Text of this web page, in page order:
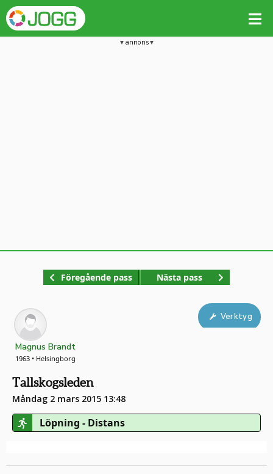
annons
Föregående pass Nästa pass
Magnus Brandt
1963 • Helsingborg
Tallskogsleden
Måndag 2 mars 2015 13:48
Löpning - Distans
Verktyg